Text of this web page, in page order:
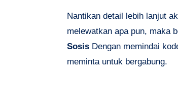
Nantikan detail lebih lanjut
melewatkan apa pun, maka
Sosis Dengan memindai
meminta untuk bergabung.